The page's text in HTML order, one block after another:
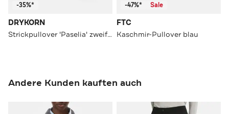
-35%*
DRYKORN
Strickpullover 'Paselia' zweifarbig
-47%* Sale
FTC
Kaschmir-Pullover blau
Andere Kunden kauften auch